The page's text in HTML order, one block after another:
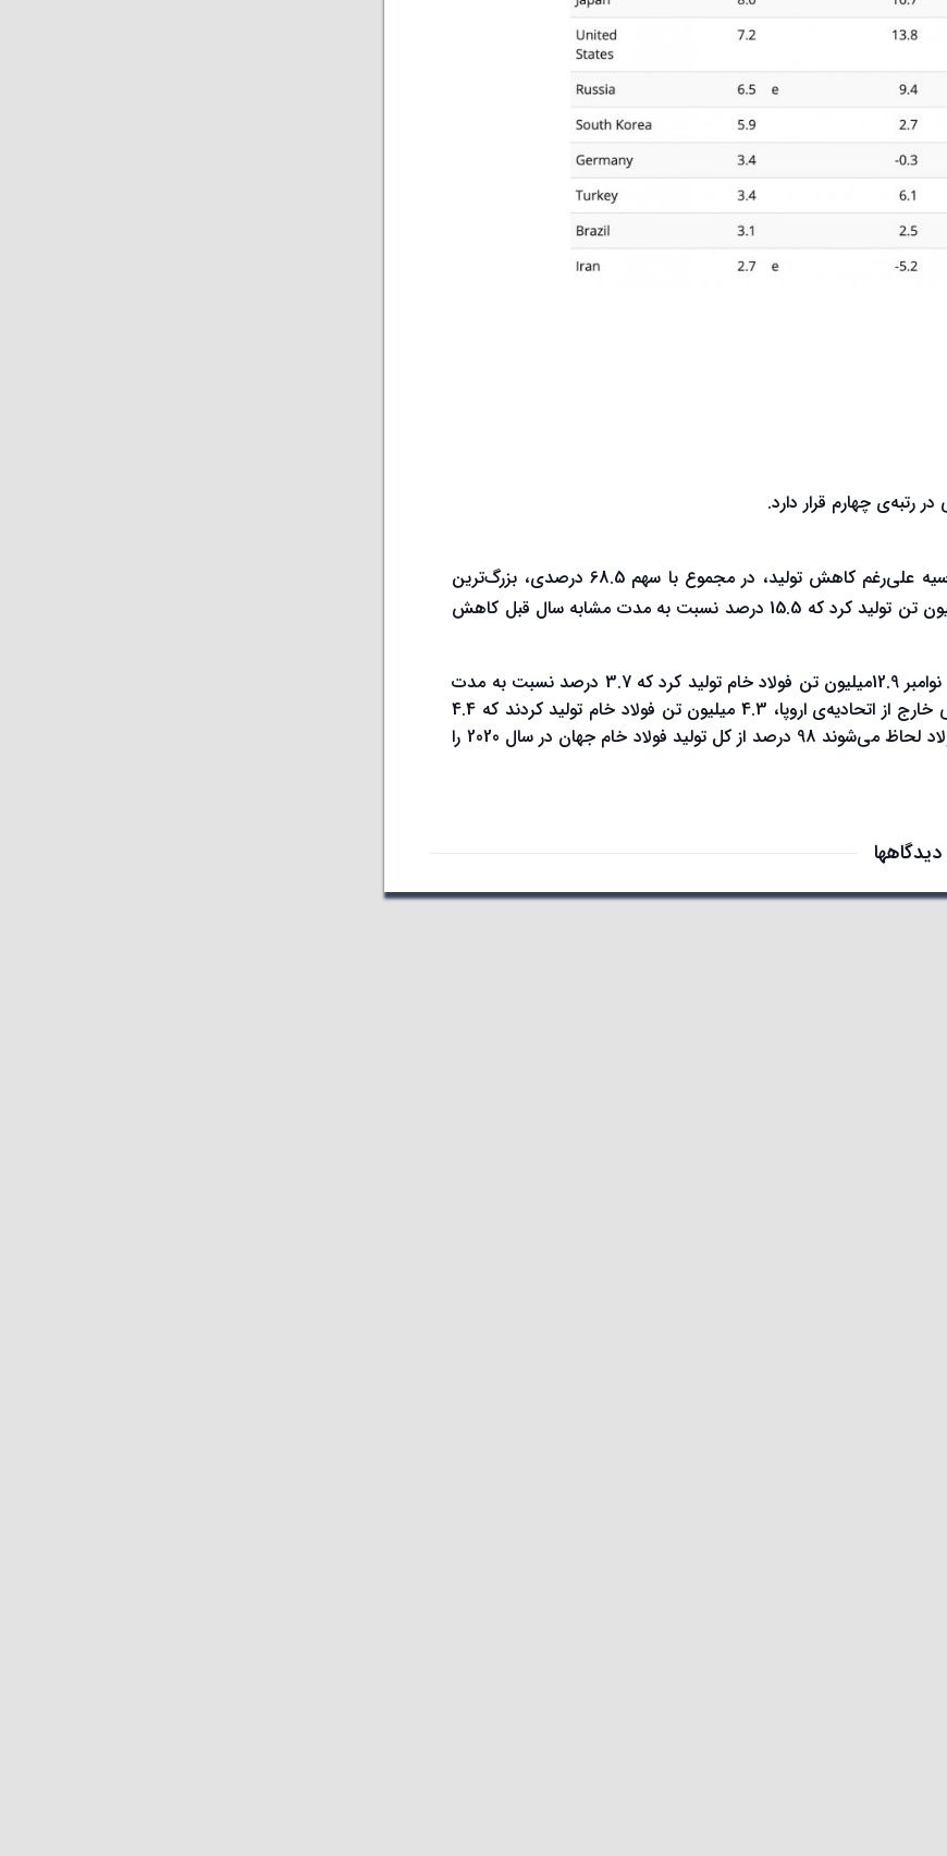
برای تولید به تفکیک مناطق مختلف، منطقه‌ی آسیا و اقیانوسیه علی‌رغم کاهش تولید، در مجموع با سهم 68.5 درصدی، بزرگ‌ترین
تولیدکننده‌ی فولاد هستند. این منطقه در ماه نوامبر98.3 میلیون تن تولید کرد که 15.5 درصد نسبت به مدت مشابه سال قبل کاهش
اتحادیه‌ی اروپا که متشکل از 27 کشور اروپایی می‌باشد در ماه نوامبر 12.9میلیون تن فولاد خام تولید کرد که 3.7 درصد نسبت به مدت
مشابه سال قبل افزایش داشت، در حالی که کشورهای اروپایی خارج از اتحادیه‌ی اروپا، 4.3 میلیون تن فولاد خام تولید کردند که 4.4
درصد افزایش داشت. 64 کشوری که در آمار انجمن جهانی فولاد لحاظ می‌شوند 98 درصد از کل تولید فولاد خام جهان در سال 2020 را
دیدگاهها